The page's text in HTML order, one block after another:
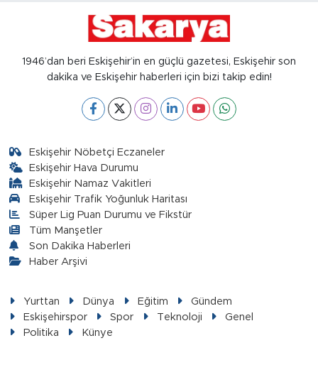
1946’dan beri Eskişehir’in en güçlü gazetesi, Eskişehir son
dakika ve Eskişehir haberleri için bizi takip edin!
Eskişehir Nöbetçi Eczaneler
Eskişehir Hava Durumu
Eskişehir Namaz Vakitleri
Eskişehir Trafik Yoğunluk Haritası
Süper Lig Puan Durumu ve Fikstür
Tüm Manşetler
Son Dakika Haberleri
Haber Arşivi
Yurttan Dünya Eğitim
Gündem
Eskişehirspor
Spor Teknoloji
Genel
Politika
Künye